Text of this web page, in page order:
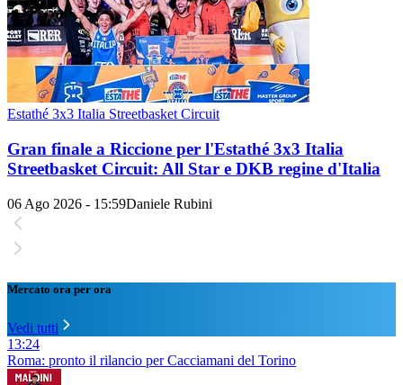
Estathé 3x3 Italia Streetbasket Circuit
Gran finale a Riccione per l'Estathé 3x3 Italia
Streetbasket Circuit: All Star e DKB regine d'Italia
06 Ago 2026 - 15:59Daniele Rubini
Mercato ora per ora
Vedi tutti
13:24
Roma: pronto il rilancio per Cacciamani del Torino